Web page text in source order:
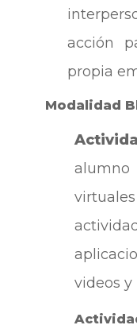
acción
propia
Modalidad
videos y